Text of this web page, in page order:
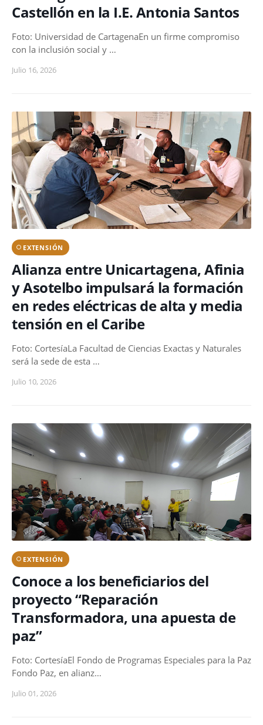
Castellón en la I.E. Antonia Santos
Foto: Universidad de CartagenaEn un firme compromiso
con la inclusión social y …
Julio 16, 2026
EXTENSIÓN
Alianza entre Unicartagena, Afinia
y Asotelbo impulsará la formación
en redes eléctricas de alta y media
tensión en el Caribe
Foto: CortesíaLa Facultad de Ciencias Exactas y Naturales
será la sede de esta …
Julio 10, 2026
EXTENSIÓN
Conoce a los beneficiarios del
proyecto “Reparación
Transformadora, una apuesta de
paz”
Foto: CortesíaEl Fondo de Programas Especiales para la Paz
Fondo Paz, en alianz…
Julio 01, 2026